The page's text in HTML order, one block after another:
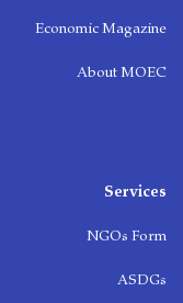
Economic Magazine
About MOEC
Services
NGOs Form
ASDGs